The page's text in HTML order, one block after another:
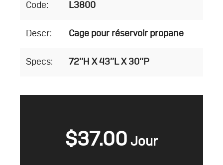
Code: L3800
Descr: Cage pour réservoir propane
Specs: 72’’H X 43’’L X 30’’P
$37.00